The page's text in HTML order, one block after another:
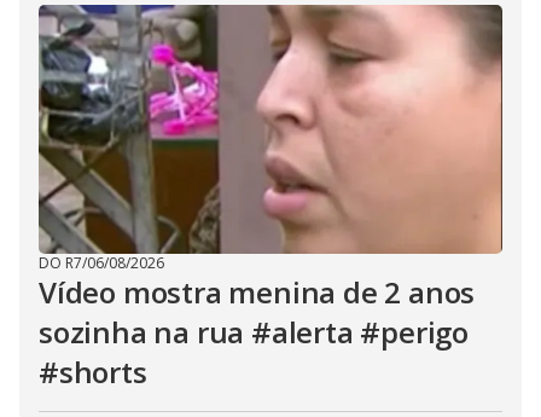
DO R7/06/08/2026
Vídeo mostra menina de 2 anos
sozinha na rua #alerta #perigo
#shorts